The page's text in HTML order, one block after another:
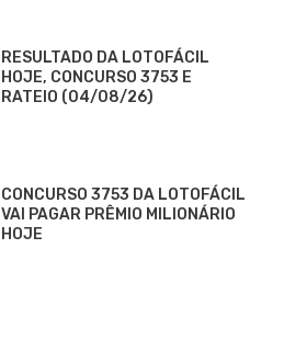
RESULTADO DA LOTOFÁCIL
HOJE, CONCURSO 3753 E
RATEIO (04/08/26)
CONCURSO 3753 DA LOTOFÁCIL
VAI PAGAR PRÊMIO MILIONÁRIO
HOJE